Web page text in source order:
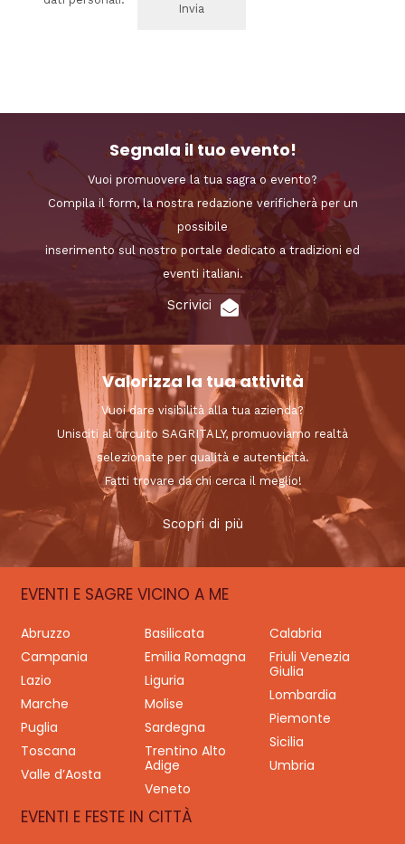
Segnala il tuo evento!
Vuoi promuovere la tua sagra o evento?
Compila il form, la nostra redazione verificherà per un
possibile
inserimento sul nostro portale dedicato a tradizioni ed
eventi italiani.
Scrivici
Valorizza la tua attività
Vuoi dare visibilità alla tua azienda?
Unisciti al circuito SAGRITALY, promuoviamo realtà
selezionate per qualità e autenticità.
Fatti trovare da chi cerca il meglio!
Scopri di più
EVENTI E SAGRE VICINO A ME
Abruzzo Basilicata
Calabria
Campania
Emilia Romagna
Friuli Venezia
Giulia
Lazio
Liguria
Lombardia
Marche
Molise
Piemonte
Puglia
Sardegna
Sicilia
Toscana
Trentino Alto
Adige
Umbria
Valle d’Aosta
Veneto
EVENTI E FESTE IN CITTÀ